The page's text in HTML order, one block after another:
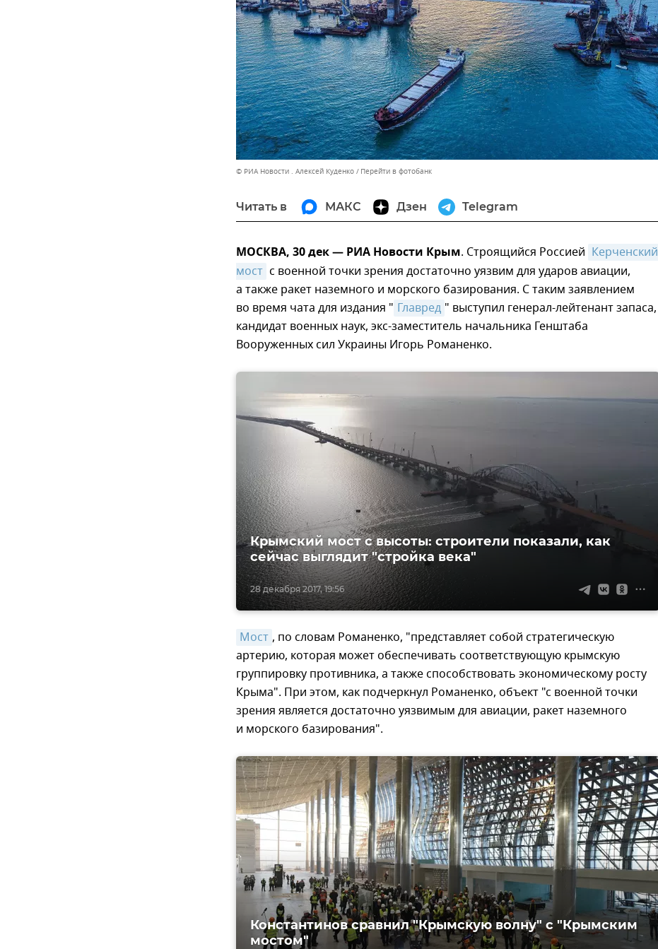
© РИА Новости . Алексей Куденко Перейти в фотобанк
Читать в МАКС Дзен Telegram
МОСКВА, 30 дек — РИА Новости Крым. Строящийся Россией Керченский
мост с военной точки зрения достаточно уязвим для ударов авиации,
а также ракет наземного и морского базирования. С таким заявлением
во время чата для издания " Главред " выступил генерал-лейтенант запаса,
кандидат военных наук, экс-заместитель начальника Генштаба
Вооруженных сил Украины Игорь Романенко.
28 декабря 2017, 19:56
Крымский мост с высоты: строители показали, как
сейчас выглядит "стройка века"
Мост , по словам Романенко, "представляет собой стратегическую
артерию, которая может обеспечивать соответствующую крымскую
группировку противника, а также способствовать экономическому росту
Крыма". При этом, как подчеркнул Романенко, объект "с военной точки
зрения является достаточно уязвимым для авиации, ракет наземного
и морского базирования".
Константинов сравнил "Крымскую волну" с "Крымским
мостом"